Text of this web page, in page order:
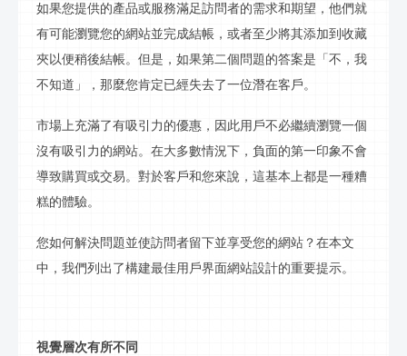
如果您提供的產品或服務滿足訪問者的需求和期望，他們就
有可能瀏覽您的網站並完成結帳，或者至少將其添加到收藏
夾以便稍後結帳。但是，如果第二個問題的答案是「不，我
不知道」，那麼您肯定已經失去了一位潛在客戶。
市場上充滿了有吸引力的優惠，因此用戶不必繼續瀏覽一個
沒有吸引力的網站。在大多數情況下，負面的第一印象不會
導致購買或交易。對於客戶和您來說，這基本上都是一種糟
糕的體驗。
您如何解決問題並使訪問者留下並享受您的網站？在本文
中，我們列出了構建最佳用戶界面網站設計的重要提示。
視覺層次有所不同